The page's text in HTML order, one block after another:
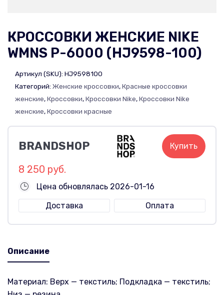
КРОССОВКИ ЖЕНСКИЕ NIKE
WMNS P-6000 (HJ9598-100)
Артикул (SKU): HJ9598100
Категорий: Женские кроссовки,Красные кроссовки
женские,Кроссовки,Кроссовки Nike,Кроссовки Nike
женские,Кроссовки красные
BRANDSHOP Купить
8 250 руб.
Цена обновлялась 2026-01-16
Доставка
Оплата
Описание
Материал: Верх — текстиль; Подкладка — текстиль;